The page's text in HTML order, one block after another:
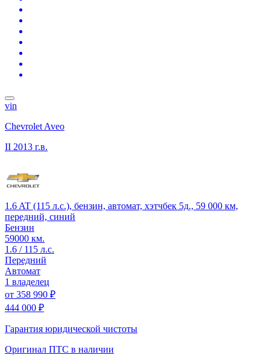
vin
Chevrolet Aveo
II 2013 г.в.
1.6 AT (115 л.с.), бензин, автомат, хэтчбек 5д., 59 000 км,
передний, синий
Бензин
59000 км.
1.6 / 115 л.с.
Передний
Автомат
1 владелец
от 358 990 ₽
444 000 ₽
Гарантия юридической чистоты
Оригинал ПТС в наличии